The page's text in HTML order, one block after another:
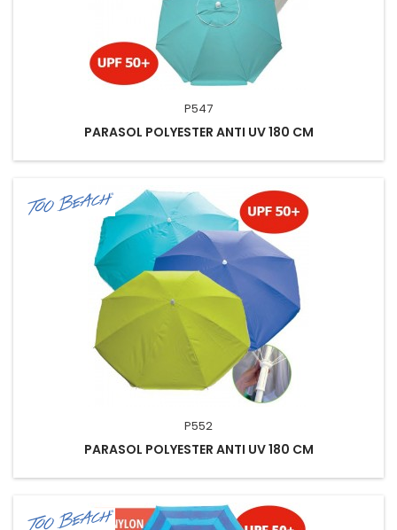
P547
PARASOL POLYESTER ANTI UV 180 CM
P552
PARASOL POLYESTER ANTI UV 180 CM